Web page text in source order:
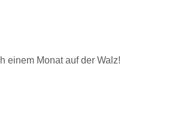
einem Monat auf der Walz!